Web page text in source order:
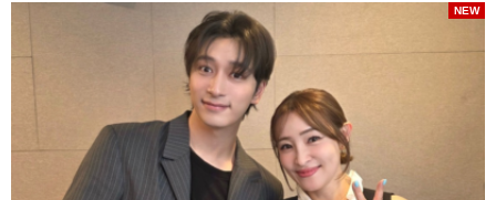
NEW